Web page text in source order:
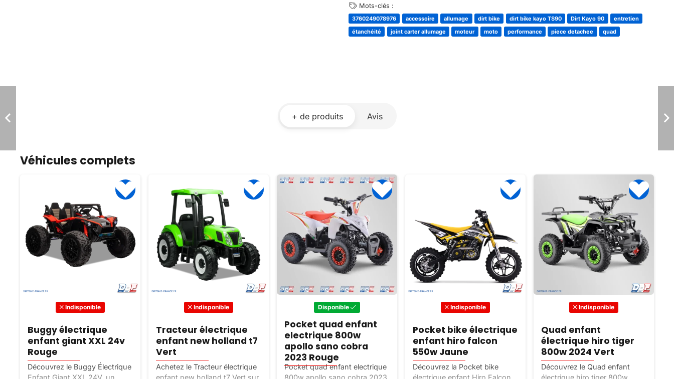
Mots-clés :
3760249078976 accessoire allumage dirt bike dirt bike kayo TS90 Dirt Kayo 90
entretien
étanchéité
joint carter allumage moteur moto performance piece detachee quad
+ de produits Avis
Véhicules complets
Indisponible
Buggy électrique
enfant giant XXL 24v
Rouge
Découvrez le Buggy Électrique
Indisponible
Tracteur électrique
enfant new holland t7
Vert
Achetez le Tracteur électrique
Disponible
Pocket quad enfant
electrique 800w
apollo sano cobra
2023 Rouge
Pocket quad enfant electrique
Indisponible
Pocket bike électrique
enfant hiro falcon
550w Jaune
Découvrez la Pocket bike
Indisponible
Quad enfant
électrique hiro tiger
800w 2024 Vert
Découvrez le Quad enfant